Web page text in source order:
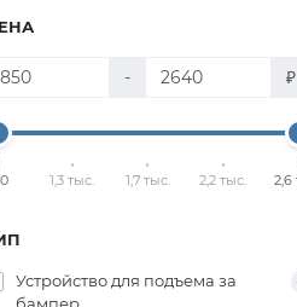
- ₽
1,3 тыс. 1,7 тыс. 2,2 тыс. 2,6
Устройство для подъема за